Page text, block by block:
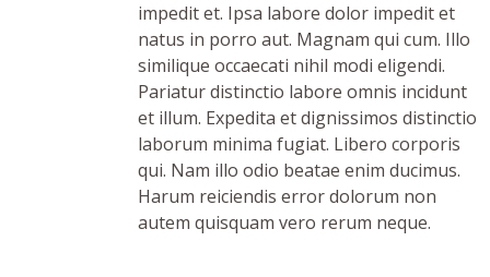
impedit et. Ipsa labore dolor impedit et
natus in porro aut. Magnam qui cum. Illo
similique occaecati nihil modi eligendi.
Pariatur distinctio labore omnis incidunt
et illum. Expedita et dignissimos distinctio
laborum minima fugiat. Libero corporis
qui. Nam illo odio beatae enim ducimus.
Harum reiciendis error dolorum non
autem quisquam vero rerum neque.